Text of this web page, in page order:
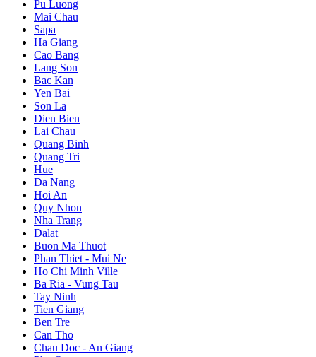
Pu Luong
Mai Chau
Sapa
Ha Giang
Cao Bang
Lang Son
Bac Kan
Yen Bai
Son La
Dien Bien
Lai Chau
Quang Binh
Quang Tri
Hue
Da Nang
Hoi An
Quy Nhon
Nha Trang
Dalat
Buon Ma Thuot
Phan Thiet - Mui Ne
Ho Chi Minh Ville
Ba Ria - Vung Tau
Tay Ninh
Tien Giang
Ben Tre
Can Tho
Chau Doc - An Giang